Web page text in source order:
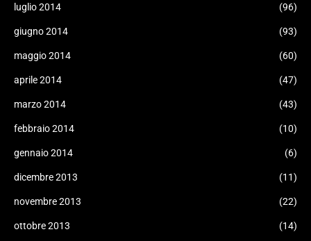
luglio 2014 (96)
giugno 2014 (93)
maggio 2014 (60)
aprile 2014 (47)
marzo 2014 (43)
febbraio 2014 (10)
gennaio 2014 (6)
dicembre 2013 (11)
novembre 2013 (22)
ottobre 2013 (14)